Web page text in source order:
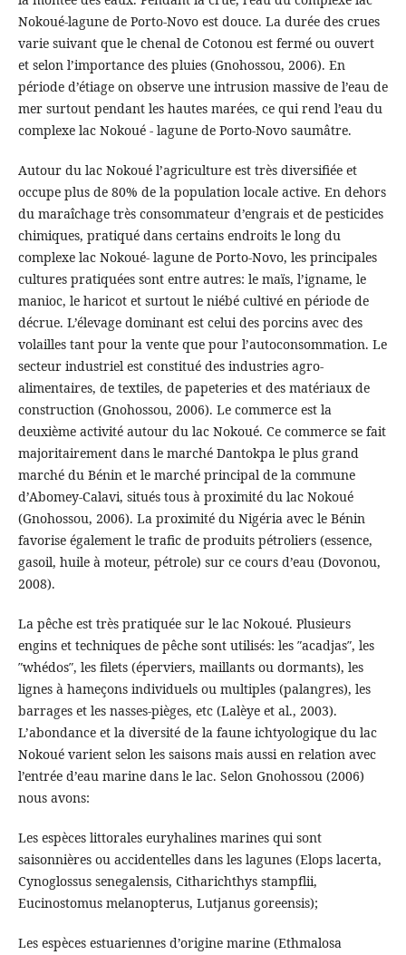
Nokoué-lagune de Porto-Novo est douce. La durée des crues
varie suivant que le chenal de Cotonou est fermé ou ouvert
et selon l’importance des pluies (Gnohossou, 2006). En
période d’étiage on observe une intrusion massive de l’eau de
mer surtout pendant les hautes marées, ce qui rend l’eau du
complexe lac Nokoué - lagune de Porto-Novo saumâtre.
Autour du lac Nokoué l’agriculture est très diversifiée et
occupe plus de 80% de la population locale active. En dehors
du maraîchage très consommateur d’engrais et de pesticides
chimiques, pratiqué dans certains endroits le long du
complexe lac Nokoué- lagune de Porto-Novo, les principales
cultures pratiquées sont entre autres: le maïs, l’igname, le
manioc, le haricot et surtout le niébé cultivé en période de
décrue. L’élevage dominant est celui des porcins avec des
volailles tant pour la vente que pour l’autoconsommation. Le
secteur industriel est constitué des industries agro-
alimentaires, de textiles, de papeteries et des matériaux de
construction (Gnohossou, 2006). Le commerce est la
deuxième activité autour du lac Nokoué. Ce commerce se fait
majoritairement dans le marché Dantokpa le plus grand
marché du Bénin et le marché principal de la commune
d’Abomey-Calavi, situés tous à proximité du lac Nokoué
(Gnohossou, 2006). La proximité du Nigéria avec le Bénin
favorise également le trafic de produits pétroliers (essence,
gasoil, huile à moteur, pétrole) sur ce cours d’eau (Dovonou,
2008).
La pêche est très pratiquée sur le lac Nokoué. Plusieurs
engins et techniques de pêche sont utilisés: les ″acadjas″, les
″whédos″, les filets (éperviers, maillants ou dormants), les
lignes à hameçons individuels ou multiples (palangres), les
barrages et les nasses-pièges, etc (Lalèye et al., 2003).
L’abondance et la diversité de la faune ichtyologique du lac
Nokoué varient selon les saisons mais aussi en relation avec
l’entrée d’eau marine dans le lac. Selon Gnohossou (2006)
nous avons:
Les espèces littorales euryhalines marines qui sont
saisonnières ou accidentelles dans les lagunes (Elops lacerta,
Cynoglossus senegalensis, Citharichthys stampflii,
Eucinostomus melanopterus, Lutjanus goreensis);
Les espèces estuariennes d’origine marine (Ethmalosa